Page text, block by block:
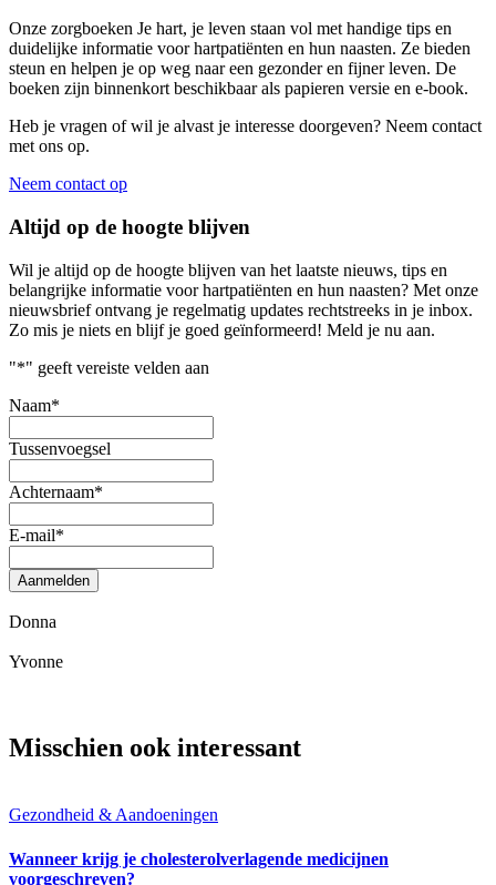
Onze zorgboeken Je hart, je leven staan vol met handige tips en
duidelijke informatie voor hartpatiënten en hun naasten. Ze bieden
steun en helpen je op weg naar een gezonder en fijner leven. De
boeken zijn binnenkort beschikbaar als papieren versie en e-book.
Heb je vragen of wil je alvast je interesse doorgeven? Neem contact
met ons op.
Neem contact op
Altijd op de hoogte blijven
Wil je altijd op de hoogte blijven van het laatste nieuws, tips en
belangrijke informatie voor hartpatiënten en hun naasten? Met onze
nieuwsbrief ontvang je regelmatig updates rechtstreeks in je inbox.
Zo mis je niets en blijf je goed geïnformeerd! Meld je nu aan.
"*" geeft vereiste velden aan
Naam*
Tussenvoegsel
Achternaam*
E-mail*
Aanmelden
Donna
Yvonne
Misschien ook interessant
Gezondheid & Aandoeningen
Wanneer krijg je cholesterolverlagende medicijnen
voorgeschreven?